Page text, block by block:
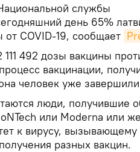
службы
день 65%
COVID-19, сообщает
492 дозы вакцины
вакцинации,
человек уже
люди, получившие
или Moderna или же
к вирусу, вызывающему
разных вакцин.